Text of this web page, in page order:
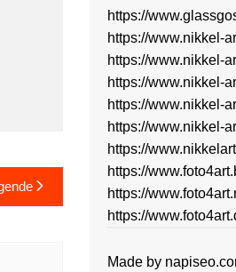
https://
https://www.nikkel-
https://www.nikkel-
https://www.nikkel-
https://www.nikkel-
https://www.nikkel-
https://
https://
https://
https://
Made by